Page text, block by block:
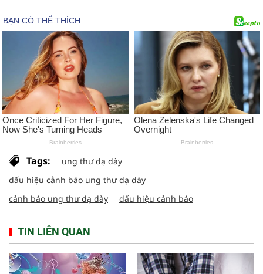
Tags:
ung thư dạ dày
dấu hiệu cảnh báo ung thư dạ dày
cảnh báo ung thư dạ dày
dấu hiệu cảnh báo
TIN LIÊN QUAN